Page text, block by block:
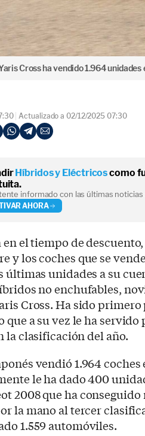
Cross ha vendido 1.964 unidades
Actualizado a 02/12/2025 07:30
Híbridos y Eléctricoscomo
informado con las últimas noticias
AHORA
en el tiempo de
y los coches que se
últimas unidades a su
no enchufables,
Cross. Ha sido
que a su vez le ha
la clasificación del año.
vendió 1.964 coches
le ha dado 400
2008 que ha
la mano al tercer
1.559 automóviles.